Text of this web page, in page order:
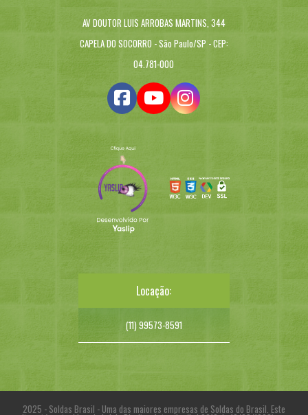
AV DOUTOR LUIS ARROBAS MARTINS, 344
CAPELA DO SOCORRO - São Paulo/SP - CEP:
04.781-000
Locação:
(11) 99573-8591
2025 - Soldas Brasil - Uma das maiores empresas de Soldas do Brasil. Este